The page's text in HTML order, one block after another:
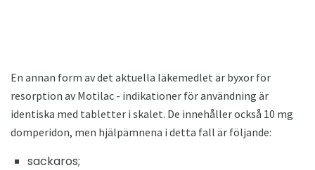
En annan form av det aktuella läkemedlet är byxor för
resorption av Motilac - indikationer för användning är
identiska med tabletter i skalet. De innehåller också 10 mg
domperidon, men hjälpämnena i detta fall är följande:
sackaros;